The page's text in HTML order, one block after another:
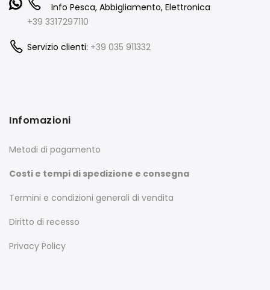
Info Pesca, Abbigliamento, Elettronica
+39 3317297110
Servizio clienti: +39 035 911332
Infomazioni
Metodi di pagamento
Costi e tempi di spedizione e consegna
Termini e condizioni generali di vendita
Diritto di recesso
Privacy Policy